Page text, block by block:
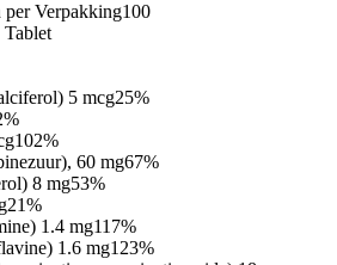
per Verpakking100
Tablet
5 mcg25%
102%
60 mg67%
8 mg53%
21%
1.4 mg117%
1.6 mg123%